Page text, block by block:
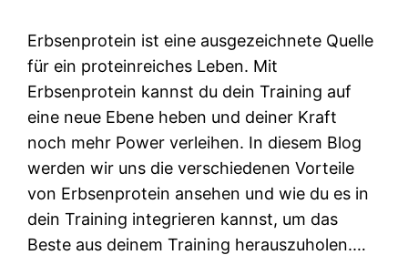
Erbsenprotein ist eine ausgezeichnete Quelle
für ein proteinreiches Leben. Mit
Erbsenprotein kannst du dein Training auf
eine neue Ebene heben und deiner Kraft
noch mehr Power verleihen. In diesem Blog
werden wir uns die verschiedenen Vorteile
von Erbsenprotein ansehen und wie du es in
dein Training integrieren kannst, um das
Beste aus deinem Training herauszuholen.…